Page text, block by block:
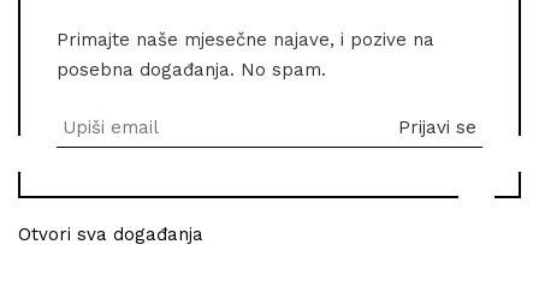
Primajte naše mjesečne najave, i pozive na
posebna događanja. No spam.
Otvori sva događanja